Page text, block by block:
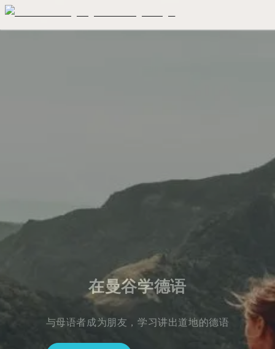
在曼谷学德语
与母语者成为朋友，学习讲出道地的德语